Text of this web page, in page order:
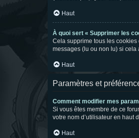
Haut
À quoi sert « Supprimer les
Cela supprime tous les
messages (lu ou non lu) si
Haut
Paramètres et
Comment modifier mes
Si vous êtes membre de ce
votre nom d’utilisateur en haut
Haut